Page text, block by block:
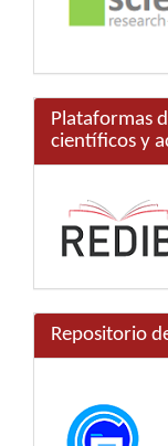
Plataformas
científicos y
Repositorio